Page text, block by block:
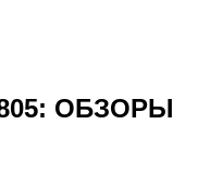
ОБЗОРЫ